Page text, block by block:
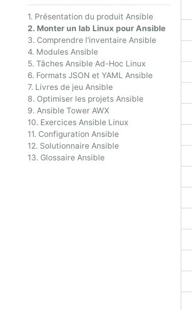
1. Présentation du produit Ansible
2. Monter un lab Linux pour Ansible
3. Comprendre l'inventaire Ansible
4. Modules Ansible
5. Tâches Ansible Ad-Hoc Linux
6. Formats JSON et YAML Ansible
7. Livres de jeu Ansible
8. Optimiser les projets Ansible
9. Ansible Tower AWX
10. Exercices Ansible Linux
11. Configuration Ansible
12. Solutionnaire Ansible
13. Glossaire Ansible